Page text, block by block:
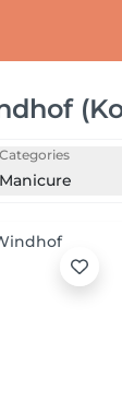
Categories
Manicure